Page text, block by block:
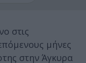
στις
μήνες
στην Άγκυρα